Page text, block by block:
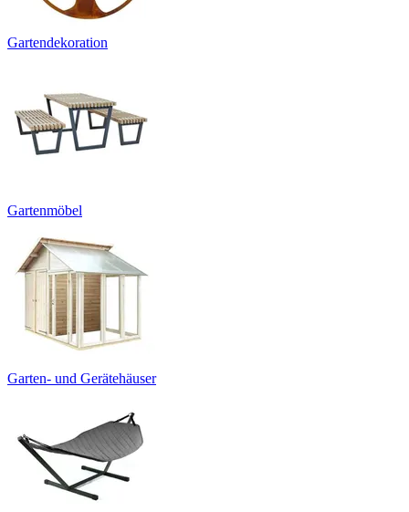
Gartendekoration
Gartenmöbel
Garten- und Gerätehäuser